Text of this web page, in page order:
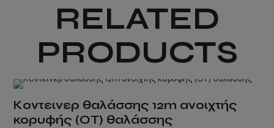
The
options
may
be
the
product
RELATED
PRODUCTS
Κοντεινερ θαλάσσης 12m ανοιχτής
κορυφής (OT) θαλάσσης